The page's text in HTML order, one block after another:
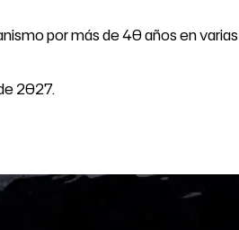
por más de 40 años en
2027.